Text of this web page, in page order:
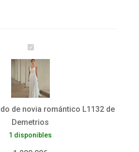
V
e
s
t
i
d
o
d
de novia romántico L1132 de
Demetrios
1 disponibles